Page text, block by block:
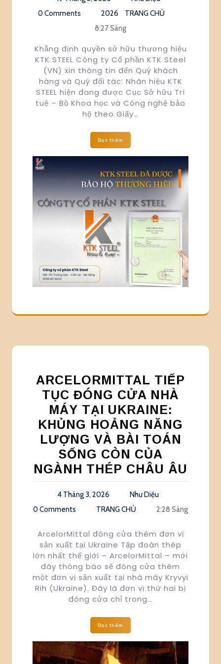
0 Comments
2026
TRANG CHỦ
8:27 Sáng
Khẳng định quyền sở hữu thương hiệu
KTK STEEL Công ty Cổ phần KTK Steel
(VN) xin thông tin đến Quý khách
hàng và Quý đối tác: Nhãn hiệu KTK
STEEL hiện đang được Cục Sở hữu Trí
tuệ – Bộ Khoa học và Công nghệ bảo
hộ theo Giấy…
Đọc thêm
ARCELORMITTAL TIẾP
TỤC ĐÓNG CỬA NHÀ
MÁY TẠI UKRAINE:
KHỦNG HOẢNG NĂNG
LƯỢNG VÀ BÀI TOÁN
SỐNG CÒN CỦA
NGÀNH THÉP CHÂU ÂU
4 Tháng 3, 2026
Như Diệu
0 Comments
TRANG CHỦ 2:28 Sáng
ArcelorMittal đóng cửa thêm đơn vị
sản xuất tại Ukraine Tập đoàn thép
lớn nhất thế giới – ArcelorMittal – mới
đây thông báo sẽ đóng cửa thêm
một đơn vị sản xuất tại nhà máy Kryvyi
Rih (Ukraine). Đây là đơn vị thứ hai bị
đóng cửa chỉ trong…
Đọc thêm